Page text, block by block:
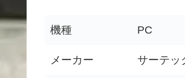
機種 PC
メーカー サーテッ